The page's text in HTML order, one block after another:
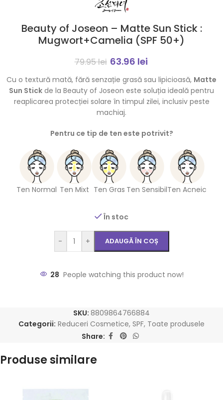
Beauty of Joseon – Matte Sun Stick :
Mugwort+Camelia (SPF 50+)
79.95lei 63.96 lei
Cu o textură mată, fără senzație grasă sau lipicioasă, Matte
Sun Stick de la Beauty of Joseon este soluția ideală pentru
reaplicarea protecției solare în timpul zilei, inclusiv peste
machiaj.
Pentru ce tip de ten este potrivit?
Ten Normal Ten Mixt Ten Gras Ten SensibilTen Acneic
În stoc
- + ADAUGĂ ÎN COȘ
28 People watching this product now!
SKU: 8809864766884
Categorii: Reduceri Cosmetice, SPF, Toate produsele
Share:
Produse similare